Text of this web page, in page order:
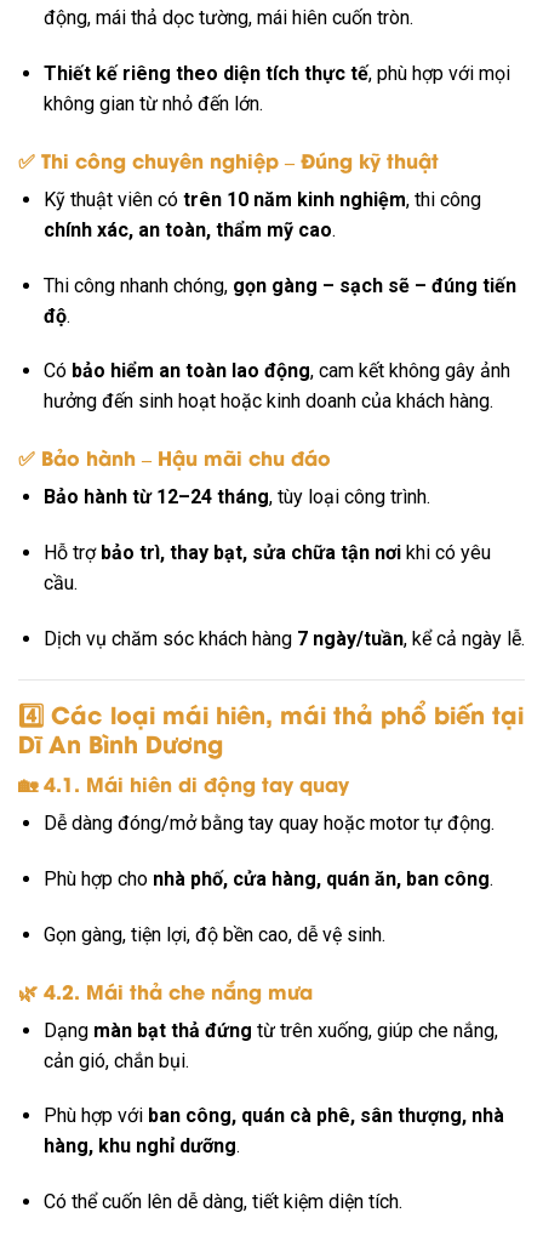
động, mái thả dọc tường, mái hiên cuốn tròn.
Thiết kế riêng theo diện tích thực tế, phù hợp với mọi
không gian từ nhỏ đến lớn.
✅ Thi công chuyên nghiệp – Đúng kỹ thuật
Kỹ thuật viên có trên 10 năm kinh nghiệm, thi công
chính xác, an toàn, thẩm mỹ cao.
Thi công nhanh chóng, gọn gàng – sạch sẽ – đúng tiến
độ.
Có bảo hiểm an toàn lao động, cam kết không gây ảnh
hưởng đến sinh hoạt hoặc kinh doanh của khách hàng.
✅ Bảo hành – Hậu mãi chu đáo
Bảo hành từ 12–24 tháng, tùy loại công trình.
Hỗ trợ bảo trì, thay bạt, sửa chữa tận nơikhi có yêu
cầu.
Dịch vụ chăm sóc khách hàng 7 ngày/tuần, kể cả ngày lễ.
4️⃣ Các loại mái hiên, mái thả phổ biến tại
Dĩ An Bình Dương
🏡 4.1. Mái hiên di động tay quay
Dễ dàng đóng/mở bằng tay quay hoặc motor tự động.
Phù hợp cho nhà phố, cửa hàng, quán ăn, ban công.
Gọn gàng, tiện lợi, độ bền cao, dễ vệ sinh.
🌿 4.2. Mái thả che nắng mưa
Dạng màn bạt thả đứng từ trên xuống, giúp che nắng,
cản gió, chắn bụi.
Phù hợp với ban công, quán cà phê, sân thượng, nhà
hàng, khu nghỉ dưỡng.
Có thể cuốn lên dễ dàng, tiết kiệm diện tích.